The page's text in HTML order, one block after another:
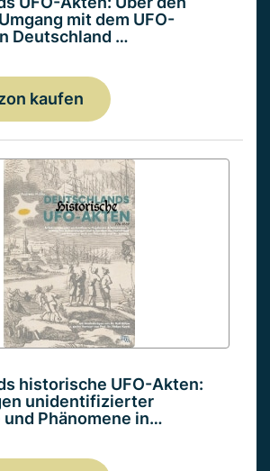
mit dem UFO-
Deutschland …
kaufen
historische UFO-Akten:
unidentifizierter
Phänomene in…